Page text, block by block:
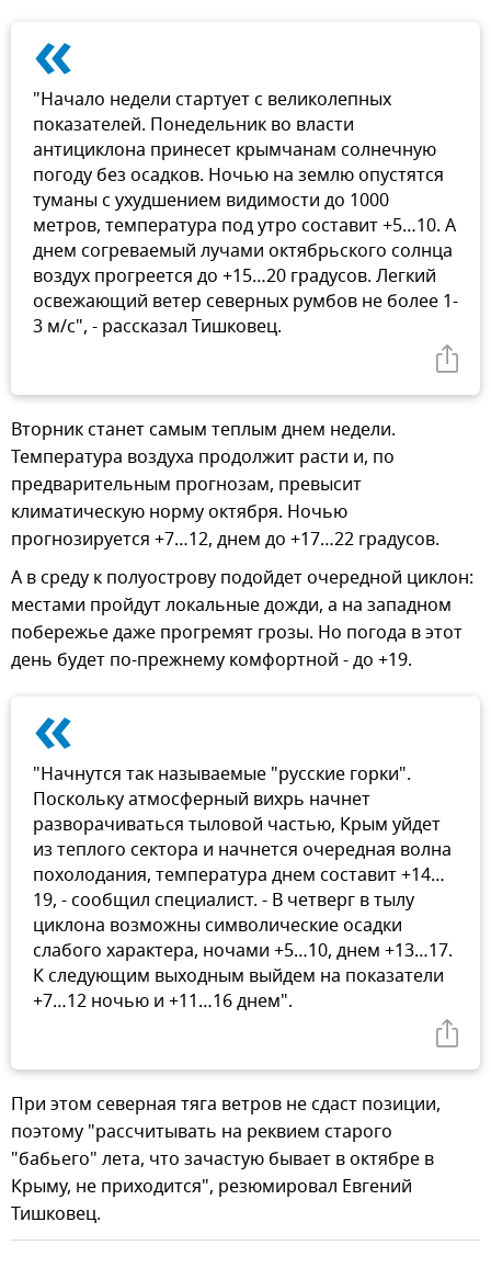
«
"Начало недели стартует с великолепных
показателей. Понедельник во власти
антициклона принесет крымчанам солнечную
погоду без осадков. Ночью на землю опустятся
туманы с ухудшением видимости до 1000
метров, температура под утро составит +5…10. А
днем согреваемый лучами октябрьского солнца
воздух прогреется до +15…20 градусов. Легкий
освежающий ветер северных румбов не более 1-
3 м/с", - рассказал Тишковец.
Вторник станет самым теплым днем недели.
Температура воздуха продолжит расти и, по
предварительным прогнозам, превысит
климатическую норму октября. Ночью
прогнозируется +7…12, днем до +17…22 градусов.
А в среду к полуострову подойдет очередной циклон:
местами пройдут локальные дожди, а на западном
побережье даже прогремят грозы. Но погода в этот
день будет по-прежнему комфортной - до +19.
«
"Начнутся так называемые "русские горки".
Поскольку атмосферный вихрь начнет
разворачиваться тыловой частью, Крым уйдет
из теплого сектора и начнется очередная волна
похолодания, температура днем составит +14…
19, - сообщил специалист. - В четверг в тылу
циклона возможны символические осадки
слабого характера, ночами +5…10, днем +13…17.
К следующим выходным выйдем на показатели
+7…12 ночью и +11…16 днем".
При этом северная тяга ветров не сдаст позиции,
поэтому "рассчитывать на реквием старого
"бабьего" лета, что зачастую бывает в октябре в
Крыму, не приходится", резюмировал Евгений
Тишковец.